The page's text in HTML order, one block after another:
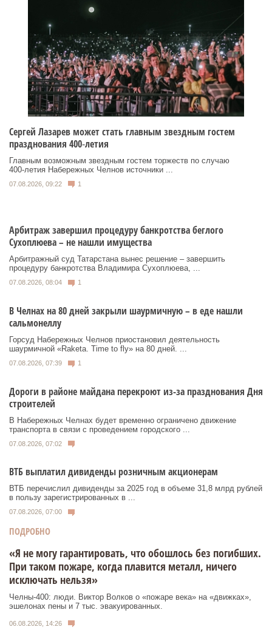
Сергей Лазарев может стать главным звездным гостем
празднования 400‑летия
Главным возможным звездным гостем торжеств по случаю
400‑летия Набережных Челнов источники ...
07.08.2026, 09:22 1
Арбитраж завершил процедуру банкротства беглого
Сухоплюева – не нашли имущества
Арбитражный суд Татарстана вынес решение – завершить
процедуру банкротства Владимира Сухоплюева, ...
07.08.2026, 08:04 1
В Челнах на 80 дней закрыли шаурмичную – в еде нашли
сальмонеллу
Горсуд Набережных Челнов приостановил деятельность
шаурмичной «Raketa. Time to fly» на 80 дней. ...
07.08.2026, 07:39 1
Дороги в районе майдана перекроют из-за празднования Дня
строителей
В Набережных Челнах будет временно ограничено движение
транспорта в связи с проведением городского ...
07.08.2026, 07:02
ВТБ выплатил дивиденды розничным акционерам
ВТБ перечислил дивиденды за 2025 год в объеме 31,8 млрд рублей
в пользу зарегистрированных в ...
07.08.2026, 07:00
ПОДРОБНО
«Я не могу гарантировать, что обошлось без погибших.
При таком пожаре, когда плавится металл, ничего
исключать нельзя»
Челны-400: люди. Виктор Волков о «пожаре века» на «движках»,
эшелонах пены и 7 тыс. эвакуированных.
06.08.2026, 14:26